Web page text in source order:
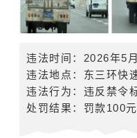
违法时间：2026年5
违法地点：东三环快
违法行为：违反禁令
处罚结果：罚款100